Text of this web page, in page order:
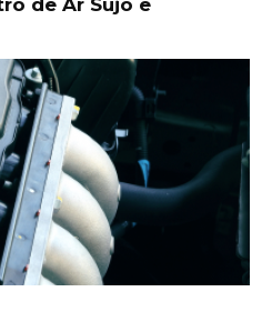
de Ar Sujo e